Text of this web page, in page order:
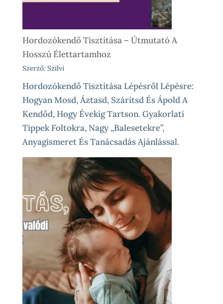
Élethelyzetekre
Hordozókendő Tisztítása – Útmutató A
Hosszú Élettartamhoz
Szerző: Szilvi
Hordozókendő Tisztítása Lépésről Lépésre:
Hogyan Mosd, Áztasd, Szárítsd És Ápold A
Kendőd, Hogy Évekig Tartson. Gyakorlati
Tippek Foltokra, Nagy „balesetekre”,
Anyagismeret És Tanácsadás Ajánlással.